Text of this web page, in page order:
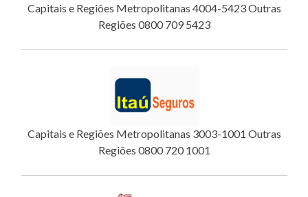
Capitais e Regiões Metropolitanas 4004-5423 Outras
Regiões 0800 709 5423
Capitais e Regiões Metropolitanas 3003-1001 Outras
Regiões 0800 720 1001